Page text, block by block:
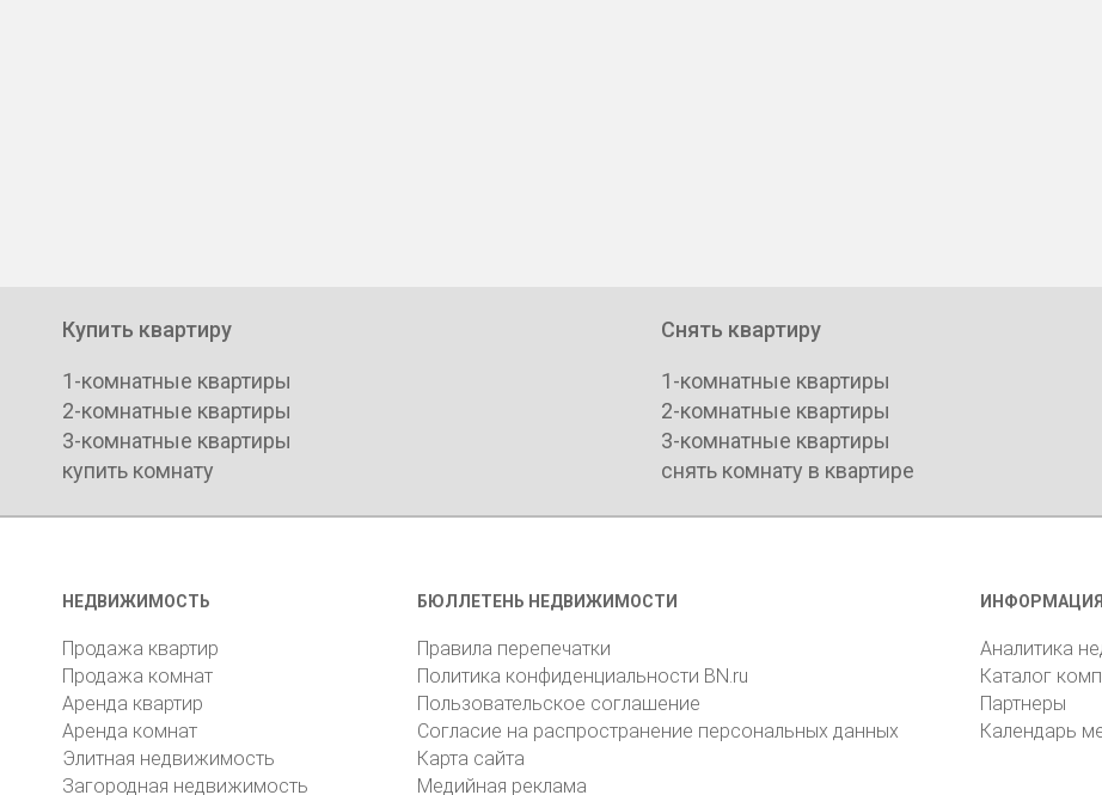
Купить квартиру
1-комнатные квартиры
2-комнатные квартиры
3-комнатные квартиры
купить комнату
Снять квартиру
1-комнатные квартиры
2-комнатные квартиры
3-комнатные квартиры
снять комнату в квартире
НЕДВИЖИМОСТЬ
Продажа квартир
Продажа комнат
Аренда квартир
Аренда комнат
Элитная недвижимость
Загородная недвижимость
БЮЛЛЕТЕНЬ НЕДВИЖИМОСТИ
Правила перепечатки
Политика конфиденциальности BN.ru
Пользовательское соглашение
Согласие на распространение персональных данных
Карта сайта
Медийная реклама
ИНФОРМАЦИЯ
Аналитика
Каталог
Партнеры
Календарь